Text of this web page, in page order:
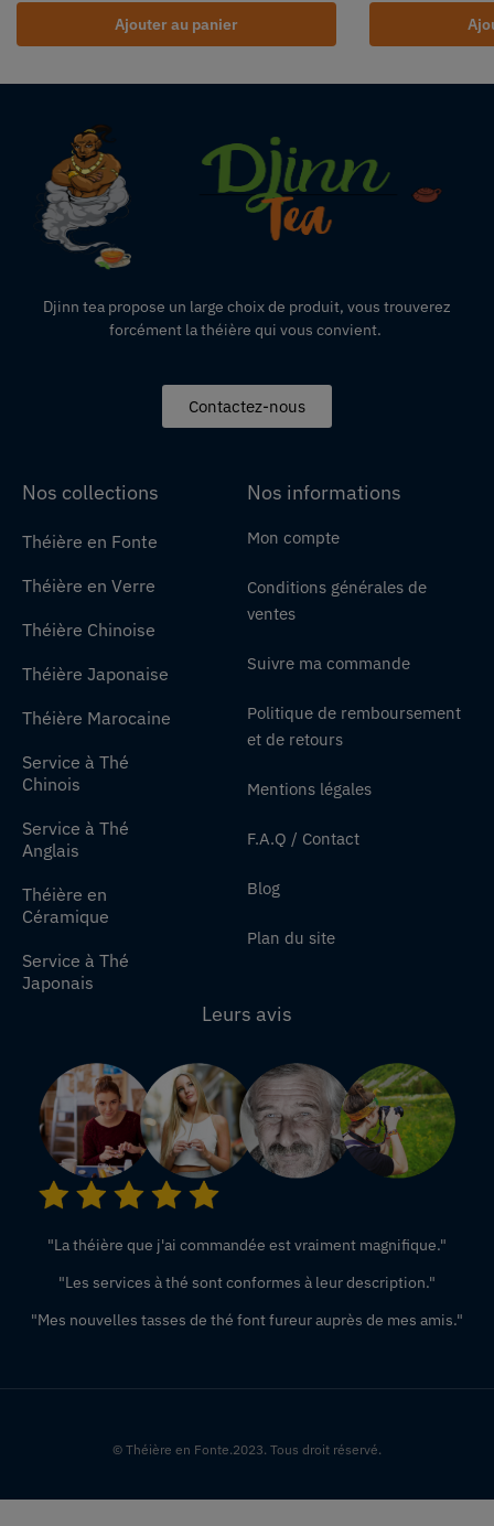
Ajouter au panier
Djinn tea propose un large choix de produit, vous trouverez
forcément la théière qui vous convient.
Contactez-nous
Nos collections
Théière en Fonte
Théière en Verre
Théière Chinoise
Théière Japonaise
Théière Marocaine
Service à Thé
Chinois
Service à Thé
Anglais
Théière en
Céramique
Service à Thé
Japonais
Nos informations
Mon compte
Conditions générales de
ventes
Suivre ma commande
Politique de remboursement
et de retours
Mentions légales
F.A.Q / Contact
Blog
Plan du site
Leurs avis
"La théière que j'ai commandée est vraiment magnifique."
"Les services à thé sont conformes à leur description."
"Mes nouvelles tasses de thé font fureur auprès de mes amis."
© Théière en Fonte.2023. Tous droit réservé.